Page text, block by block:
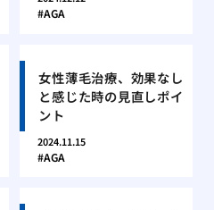
AGA
女性薄毛治療、効果なし
と感じた時の見直しポイ
ント
2024.11.15
AGA